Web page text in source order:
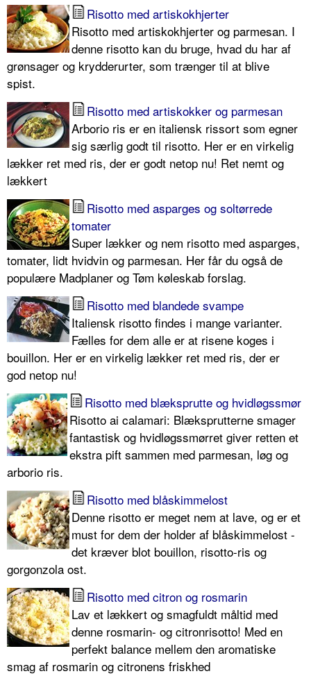
Risotto med artiskokhjerter
Risotto med artiskokhjerter og parmesan. I
denne risotto kan du bruge, hvad du har af
grønsager og krydderurter, som trænger til at blive
spist.
Risotto med artiskokker og parmesan
Arborio ris er en italiensk rissort som egner
sig særlig godt til risotto. Her er en virkelig
lækker ret med ris, der er godt netop nu! Ret nemt og
lækkert
Risotto med asparges og soltørrede
tomater
Super lækker og nem risotto med asparges,
tomater, lidt hvidvin og parmesan. Her får du også de
populære Madplaner og Tøm køleskab forslag.
Risotto med blandede svampe
Italiensk risotto findes i mange varianter.
Fælles for dem alle er at risene koges i
bouillon. Her er en virkelig lækker ret med ris, der er
god netop nu!
Risotto med blæksprutte og hvidløgssmør
Risotto ai calamari: Blæksprutterne smager
fantastisk og hvidløgssmørret giver retten et
ekstra pift sammen med parmesan, løg og
arborio ris.
Risotto med blåskimmelost
Denne risotto er meget nem at lave, og er et
must for dem der holder af blåskimmelost -
det kræver blot bouillon, risotto-ris og
gorgonzola ost.
Risotto med citron og rosmarin
Lav et lækkert og smagfuldt måltid med
denne rosmarin- og citronrisotto! Med en
perfekt balance mellem den aromatiske
smag af rosmarin og citronens friskhed